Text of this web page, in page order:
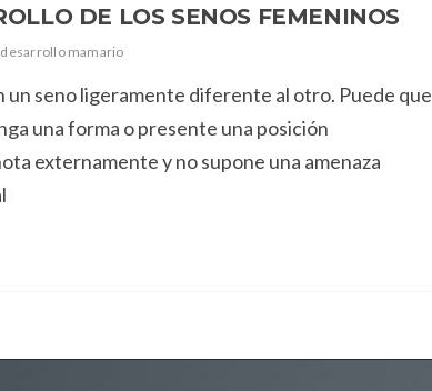
DE LOS SENOS FEMENINOS
mamario
un seno ligeramente diferente al otro. Puede que
una forma o presente una posición
externamente y no supone una amenaza